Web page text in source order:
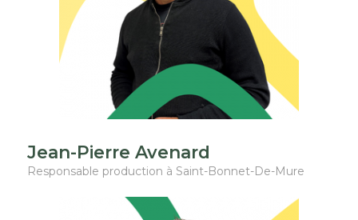
Jean-Pierre Avenard
Responsable production à Saint-Bonnet-De-Mure